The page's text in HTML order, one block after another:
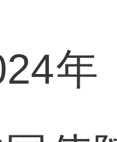
，